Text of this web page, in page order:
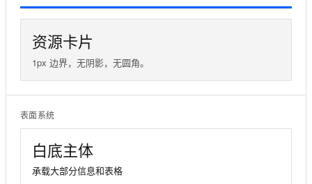
资源卡片
1px 边界，无阴影，无圆角。
表面系统
白底主体
承载大部分信息和表格